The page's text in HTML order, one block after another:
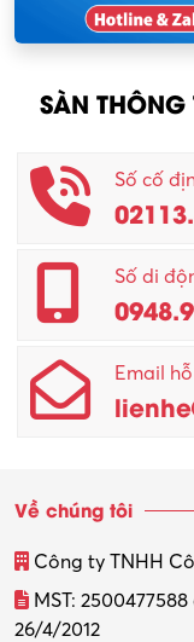
Nhân viên thu
Nhân viên CSKH
Phục vụ khác
Promotion Girl
Quản lý – Giám
Quản lý chất
Quản lý sản
Quản trị kinh
Thiết kế nội thất
KCN Tam
SÀN
Số cố
Số di
Email
Về chúng tôi
Công ty TNHH
MST:
26/4/2012